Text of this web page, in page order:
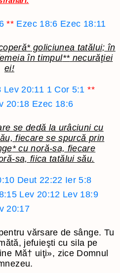
** Ezec 18:6 Ezec 18:11
*goliciunea tatălui; în
în timpul**necurăţiei
ei!
Lev 20:11 1 Cor 5:1 **
20:18 Ezec 18:6
se dedă la urâciuni cu
fiecare se spurcă prin
*cu noră-sa, fiecare
sa, fiica tatălui său.
Deut 22:22 Ier 5:8
Lev 20:12 Lev 18:9
20:17
vărsare de sânge. Tu
jefuieşti cu sila pe
Mă† uiţi», zice Domnul